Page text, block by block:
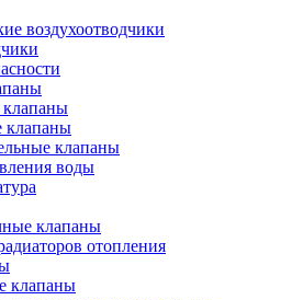
воздухоотводчики
клапаны
клапаны
воды
клапаны
отопления
клапаны